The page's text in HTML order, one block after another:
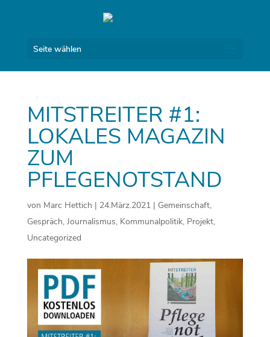
Seite wählen
MITSTREITER #1:
LOKALES MAGAZIN
ZUM
PFLEGENOTSTAND
von Marc Hettich | 24.März.2021| Gemeinschaft,
Gespräch, Journalismus, Kommunalpolitik, Projekt,
Uncategorized